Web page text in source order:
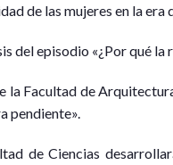
de las mujeres en la era
del episodio «¿Por qué la
la Facultad de
pendiente».
de Ciencias